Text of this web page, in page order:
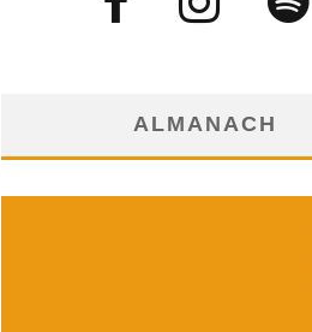
ALMANACH